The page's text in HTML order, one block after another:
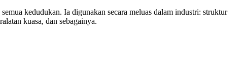
kedudukan. Ia digunakan secara meluas dalam industri: struktur
kuasa, dan sebagainya.